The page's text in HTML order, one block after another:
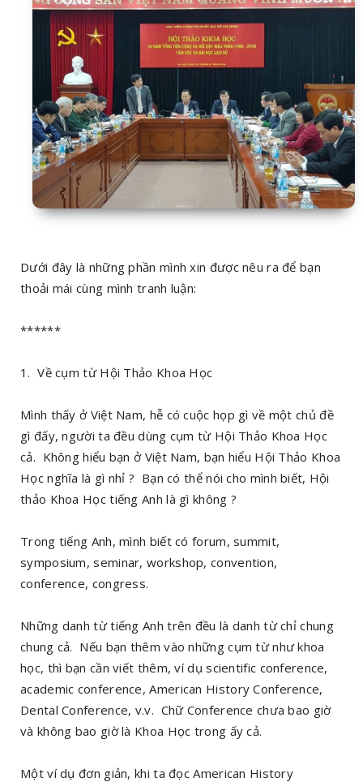
Dưới đây là những phần mình xin được nêu ra để bạn
thoải mái cùng mình tranh luận:
******
1. Về cụm từ Hội Thảo Khoa Học
Mình thấy ở Việt Nam, hễ có cuộc họp gì về một chủ đề
gì đấy, người ta đều dùng cụm từ Hội Thảo Khoa Học
cả. Không hiểu bạn ở Việt Nam, bạn hiểu Hội Thảo Khoa
Học nghĩa là gì nhỉ ? Bạn có thể nói cho mình biết, Hội
thảo Khoa Học tiếng Anh là gì không ?
Trong tiếng Anh, mình biết có forum, summit,
symposium, seminar, workshop, convention,
conference, congress.
Những danh từ tiếng Anh trên đều là danh từ chỉ chung
chung cả. Nếu bạn thêm vào những cụm từ như khoa
học, thì bạn cần viết thêm, ví dụ scientific conference,
academic conference, American History Conference,
Dental Conference, v.v. Chữ Conference chưa bao giờ
và không bao giờ là Khoa Học trong ấy cả.
Một ví dụ đơn giản, khi ta đọc American History